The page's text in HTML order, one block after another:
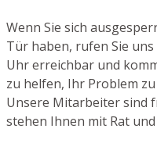
Wenn Sie sich
Tür haben, rufen Sie
Uhr erreichbar und
zu helfen, Ihr Problem
Unsere Mitarbeiter sind
stehen Ihnen mit Rat